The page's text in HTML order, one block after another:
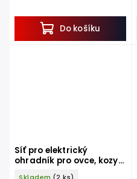
Do košíku
Síť pro elektrický
ohradník pro ovce, kozy
KERBL 27328 TITANNET